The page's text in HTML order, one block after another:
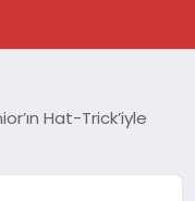
Hat-Trick’iyle